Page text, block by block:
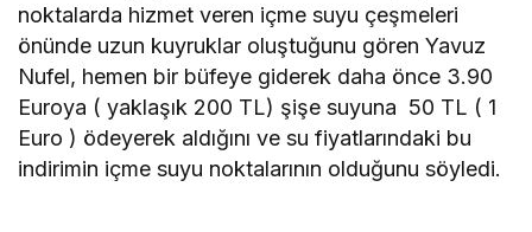
noktalarda hizmet veren içme suyu çeşmeleri
önünde uzun kuyruklar oluştuğunu gören Yavuz
Nufel, hemen bir büfeye giderek daha önce 3.90
Euroya ( yaklaşık 200 TL) şişe suyuna 50 TL ( 1
Euro ) ödeyerek aldığını ve su fiyatlarındaki bu
indirimin içme suyu noktalarının olduğunu söyledi.